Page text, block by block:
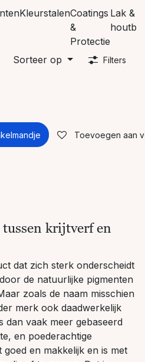
KleurstalenCoatings
&
Protectie
Lak &
Sorteer op Filters
Toevoegen aan
krijtverf en
dat zich sterk onderscheidt
de natuurlijke pigmenten
zoals de naam misschien
merk ook daadwerkelijk
dan vaak meer gebaseerd
en poederachtige
en makkelijk en is met